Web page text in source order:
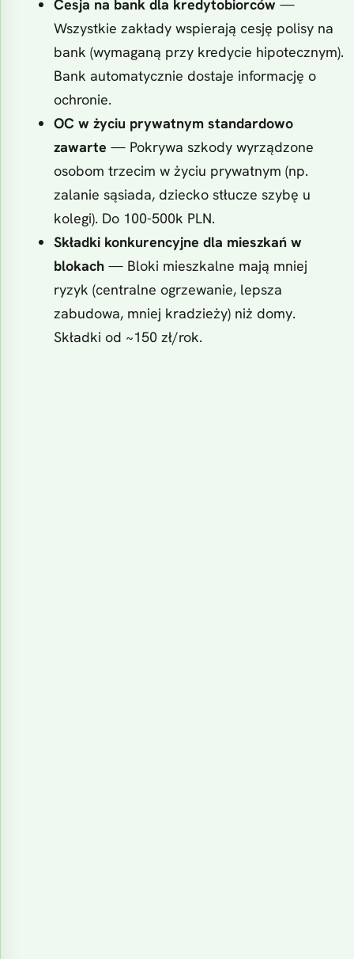
Cesja na bank dla kredytobiorców —
Wszystkie zakłady wspierają cesję polisy na
bank (wymaganą przy kredycie hipotecznym).
Bank automatycznie dostaje informację o
ochronie.
OC w życiu prywatnym standardowo
zawarte — Pokrywa szkody wyrządzone
osobom trzecim w życiu prywatnym (np.
zalanie sąsiada, dziecko stłucze szybę u
kolegi). Do 100-500k PLN.
Składki konkurencyjne dla mieszkań w
blokach — Bloki mieszkalne mają mniej
ryzyk (centralne ogrzewanie, lepsza
zabudowa, mniej kradzieży) niż domy.
Składki od ~150 zł/rok.